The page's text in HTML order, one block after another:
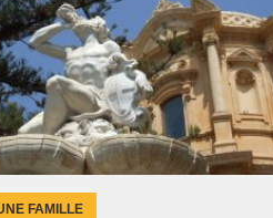
FAMILLE